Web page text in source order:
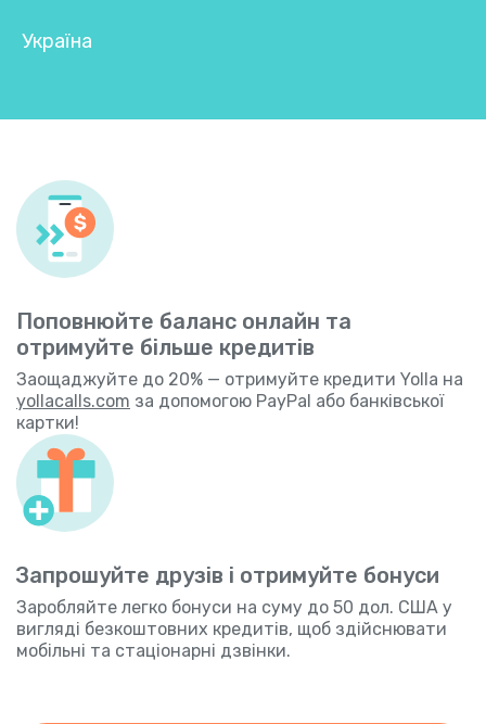
Україна
Поповнюйте баланс онлайн та
отримуйте більше кредитів
Заощаджуйте до 20% — отримуйте кредити Yolla на
yollacalls.com за допомогою PayPal або банківської
картки!
Запрошуйте друзів і отримуйте бонуси
Заробляйте легко бонуси на суму до 50 дол. США у
вигляді безкоштовних кредитів, щоб здійснювати
мобільні та стаціонарні дзвінки.